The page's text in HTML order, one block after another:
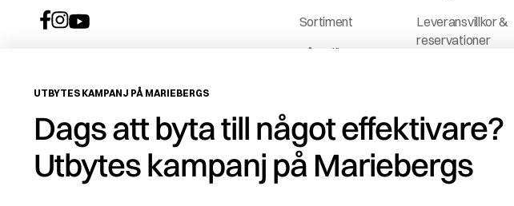
Sortiment
Våra tjänster
Service &
reservdelar
ROT-avdrag
Leveransvillkor &
reservationer
Jobba hos och
med oss
Vedklubben
UTBYTES KAMPANJ PÅ MARIEBERGS
Dags att byta till något effektivare?
Utbytes kampanj på Mariebergs